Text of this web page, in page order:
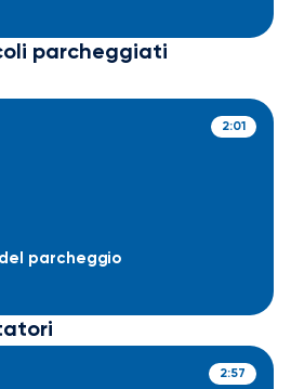
parcheggiati
parcheggio
2:01
2:57